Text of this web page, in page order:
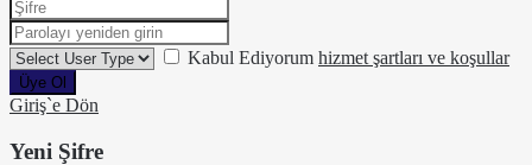
Kabul Ediyorum hizmet şartları ve koşullar
Üye Ol
Giriş`e Dön
Yeni Şifre